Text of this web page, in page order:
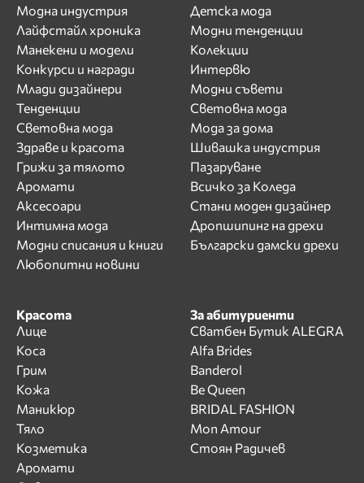
Модна индустрия
Лайфстайл хроника
Манекени и модели
Конкурси и награди
Млади дизайнери
Тенденции
Световна мода
Здраве и красота
Грижи за тялото
Аромати
Аксесоари
Интимна мода
Модни списания и книги
Любопитни новини
Детска мода
Модни тенденции
Колекции
Интервю
Модни съвети
Световна мода
Мода за дома
Шивашка индустрия
Пазаруване
Всичко за Коледа
Стани моден дизайнер
Дропшипинг на дрехи
Български дамски дрехи
Красота
Лице
Коса
Грим
Кожа
Маникюр
Тяло
Козметика
Аромати
За абитуриенти
Сватбен Бутик ALEGRA
Alfa Brides
Banderol
Be Queen
BRIDAL FASHION
Mon Amour
Стоян Радичев